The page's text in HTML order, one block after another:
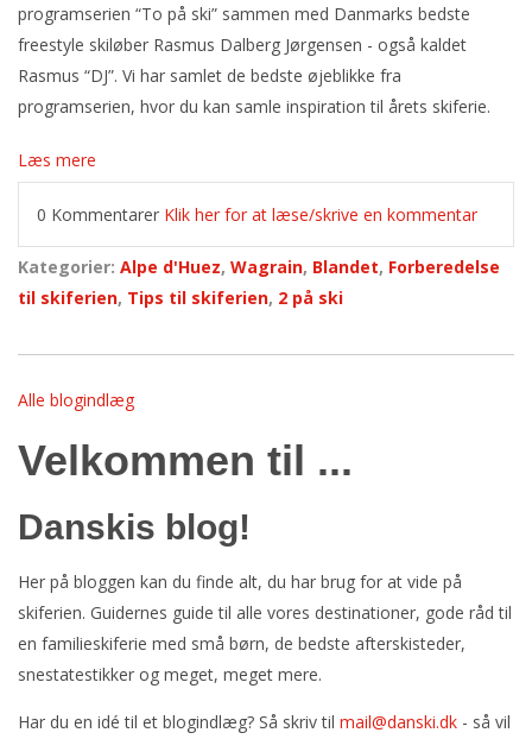
programserien “To på ski” sammen med Danmarks bedste
freestyle skiløber Rasmus Dalberg Jørgensen - også kaldet
Rasmus “DJ”. Vi har samlet de bedste øjeblikke fra
programserien, hvor du kan samle inspiration til årets skiferie.
Læs mere
0 Kommentarer Klik her for at læse/skrive en kommentar
Kategorier: Alpe d'Huez, Wagrain, Blandet, Forberedelse
til skiferien, Tips til skiferien, 2 på ski
Alle blogindlæg
Velkommen til ...
Danskis blog!
Her på bloggen kan du finde alt, du har brug for at vide på
skiferien. Guidernes guide til alle vores destinationer, gode råd til
en familieskiferie med små børn, de bedste afterskisteder,
snestatestikker og meget, meget mere.
Har du en idé til et blogindlæg? Så skriv til mail@danski.dk - så vil